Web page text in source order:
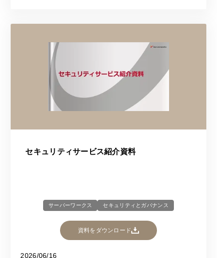
セキュリティサービス紹介資料
サーバーワークス セキュリティとガバナンス
資料をダウンロード
2026/06/16